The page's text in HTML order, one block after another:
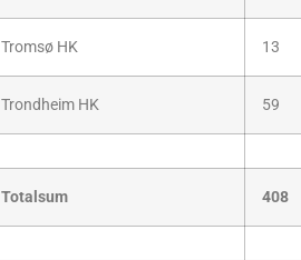
Tromsø HK 13
Trondheim HK 59
Totalsum 408